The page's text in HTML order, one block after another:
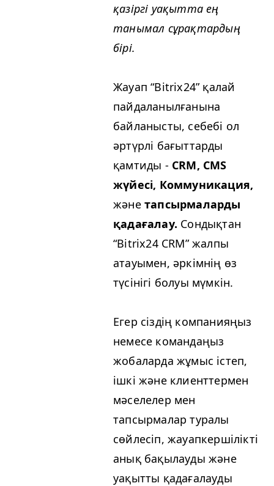
қазіргі уақытта ең
танымал сұрақтардың
бірі.
Жауап “Bitrix24” қалай
пайдаланылғанына
байланысты, себебі ол
әртүрлі бағыттарды
қамтиды - CRM, CMS
жүйесі, Коммуникация,
және тапсырмаларды
қадағалау. Сондықтан
“Bitrix24 CRM” жалпы
атауымен, әркімнің өз
түсінігі болуы мүмкін.
Егер сіздің компанияңыз
немесе командаңыз
жобаларда жұмыс істеп,
ішкі және клиенттермен
мәселелер мен
тапсырмалар туралы
сөйлесіп, жауапкершілікті
анық бақылауды және
уақытты қадағалауды